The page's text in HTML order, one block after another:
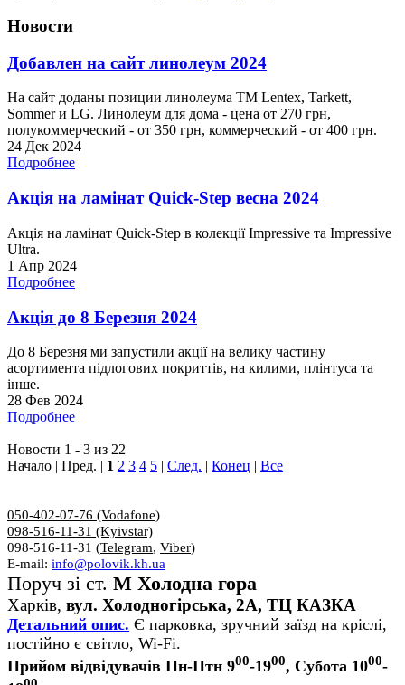
Новости
Добавлен на сайт линолеум 2024
На сайт доданы позиции линолеума ТМ Lentex, Tarkett,
Sommer и LG. Линолеум для дома - цена от 270 грн,
полукоммерческий - от 350 грн, коммерческий - от 400 грн.
24 Дек 2024
Подробнее
Акція на ламінат Quick-Step весна 2024
Акція на ламінат Quick-Step в колекції Impressive та Impressive
Ultra.
1 Апр 2024
Подробнее
Акція до 8 Березня 2024
До 8 Березня ми запустили акції на велику частину
асортимента підлогових покриттів, на килими, плінтуса та
інше.
28 Фев 2024
Подробнее
Новости 1 - 3 из 22
Начало | Пред. | 1 2 3 4 5 | След. | Конец | Все
050-402-07-76 (Vodafone)
098-516-11-31 (Kyivstar)
098-516-11-31 (Telegram, Viber)
E-mail: info@polovik.kh.ua
Поруч зі ст. М Холодна гора
Харків, вул. Холодногірська, 2А, ТЦ КАЗКА
Детальний опис. Є парковка, зручний заїзд на кріслі,
постійно є світло, Wi-Fi.
Прийом відвідувачів Пн-Птн 900-1900, Субота 1000-